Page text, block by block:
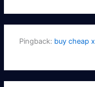
Pingback: buy cheap